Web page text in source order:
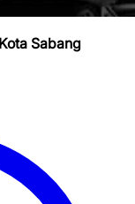
Sabang